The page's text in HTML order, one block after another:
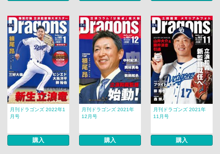
月刊ドラゴンズ 2022年1
月号
購入
月刊ドラゴンズ 2021年
12月号
購入
月刊ドラゴンズ 2021年
11月号
購入